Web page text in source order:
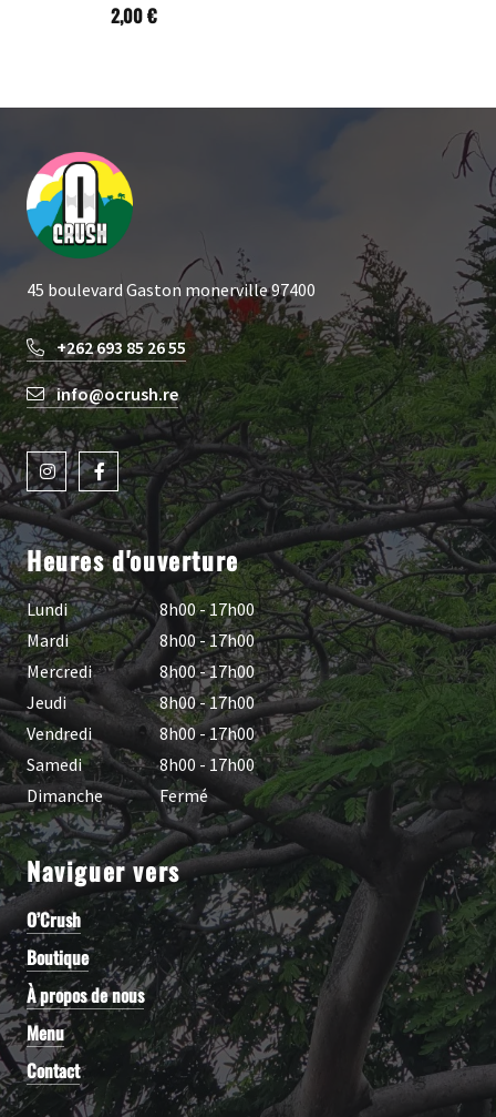
2,00€
45 boulevard Gaston monerville 97400
+262 693 85 26 55
info@ocrush.re
Heures d'ouverture
Lundi
8h00 - 17h00
Mardi
8h00 - 17h00
Mercredi
8h00 - 17h00
Jeudi
8h00 - 17h00
Vendredi
8h00 - 17h00
Samedi
8h00 - 17h00
Dimanche
Fermé
Naviguer vers
O’Crush
Boutique
À propos de nous
Menu
Contact